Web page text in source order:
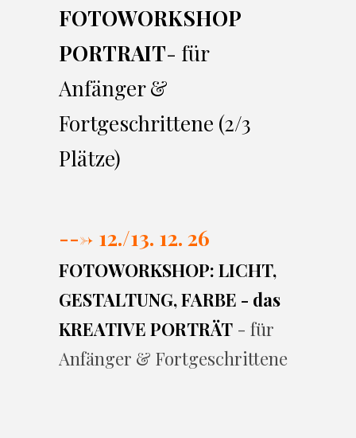
FOTOWORKSHOP
PORTRAIT- für
Anfänger &
Fortgeschrittene (2/3
Plätze)
---> 12./13. 12. 26
FOTOWORKSHOP: LICHT,
GESTALTUNG, FARBE - das
KREATIVE PORTRÄT - für
Anfänger & Fortgeschrittene